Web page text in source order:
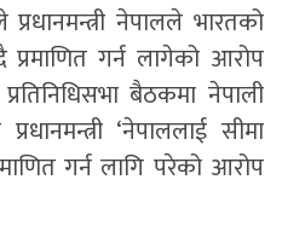
नेपालले भारतको
गर्न लागेको आरोप
बैठकमा नेपाली
‘नेपाललाई सीमा
गर्न लागि परेको आरोप